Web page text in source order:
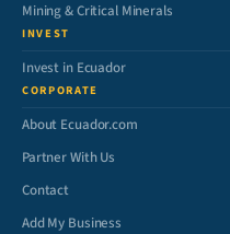
Mining & Critical Minerals
INVEST
Invest in Ecuador
CORPORATE
About Ecuador.com
Partner With Us
Contact
Add My Business